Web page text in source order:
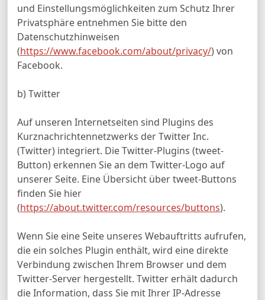
und Einstellungsmöglichkeiten zum Schutz Ihrer
Privatsphäre entnehmen Sie bitte den
Datenschutzhinweisen
(https://www.facebook.com/about/privacy/) von
Facebook.
b) Twitter
Auf unseren Internetseiten sind Plugins des
Kurznachrichtennetzwerks der Twitter Inc.
(Twitter) integriert. Die Twitter-Plugins (tweet-
Button) erkennen Sie an dem Twitter-Logo auf
unserer Seite. Eine Übersicht über tweet-Buttons
finden Sie hier
(https://about.twitter.com/resources/buttons).
Wenn Sie eine Seite unseres Webauftritts aufrufen,
die ein solches Plugin enthält, wird eine direkte
Verbindung zwischen Ihrem Browser und dem
Twitter-Server hergestellt. Twitter erhält dadurch
die Information, dass Sie mit Ihrer IP-Adresse